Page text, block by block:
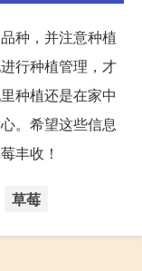
种，并注意种植
行种植管理，才
种植还是在家中
。希望这些信息
丰收！
草莓